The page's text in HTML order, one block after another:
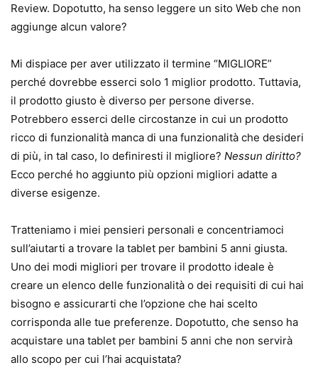
Review. Dopotutto, ha senso leggere un sito Web che non
aggiunge alcun valore?
Mi dispiace per aver utilizzato il termine “MIGLIORE”
perché dovrebbe esserci solo 1 miglior prodotto. Tuttavia,
il prodotto giusto è diverso per persone diverse.
Potrebbero esserci delle circostanze in cui un prodotto
ricco di funzionalità manca di una funzionalità che desideri
di più, in tal caso, lo definiresti il ​​migliore? Nessun diritto?
Ecco perché ho aggiunto più opzioni migliori adatte a
diverse esigenze.
Tratteniamo i miei pensieri personali e concentriamoci
sull’aiutarti a trovare la tablet per bambini 5 anni giusta.
Uno dei modi migliori per trovare il prodotto ideale è
creare un elenco delle funzionalità o dei requisiti di cui hai
bisogno e assicurarti che l’opzione che hai scelto
corrisponda alle tue preferenze. Dopotutto, che senso ha
acquistare una tablet per bambini 5 anni che non servirà
allo scopo per cui l’hai acquistata?